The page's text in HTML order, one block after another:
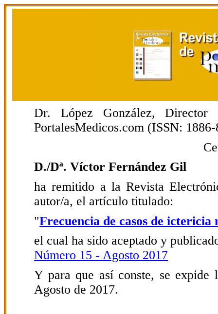
Dr. López González,
PortalesMedicos.com (ISSN:
D./Dª. Víctor Fernández Gil
ha remitido a la Revista
autor/a, el artículo titulado:
"Frecuencia de casos de ictericia
el cual ha sido aceptado y
Número 15 - Agosto 2017
Y para que así conste, se
Agosto de 2017.